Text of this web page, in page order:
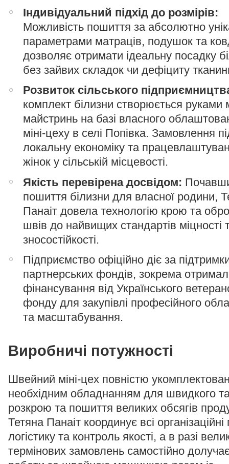
Індивідуальний підхід до розмірів:
Можливість пошиття за абсолютно
параметрами матраців, подушок та
дозволяє отримати ідеальну посадку
без зайвих складок чи дефіциту
Розвиток сільського
комплект білизни створюється руками
майстринь на базі власного
міні-цеху в селі Попівка. Замовлення
локальну економіку та
жінок у сільській місцевості.
Якість перевірена досвідом:
пошиття білизни для власної родини,
Панаіт довела технологію крою та
швів до найвищих стандартів міцності
зносостійкості.
Підприємство офіційно діє за
партнерських фондів, зокрема
фінансування від Українського
фонду для закупівлі професійного
та масштабування.
Виробничі потужності
Швейний міні-цех повністю
необхідним обладнанням для швидкого
розкрою та пошиття великих обсягів
Тетяна Панаіт координує всі
логістику та контроль якості, а в разі
термінових замовлень самостійно